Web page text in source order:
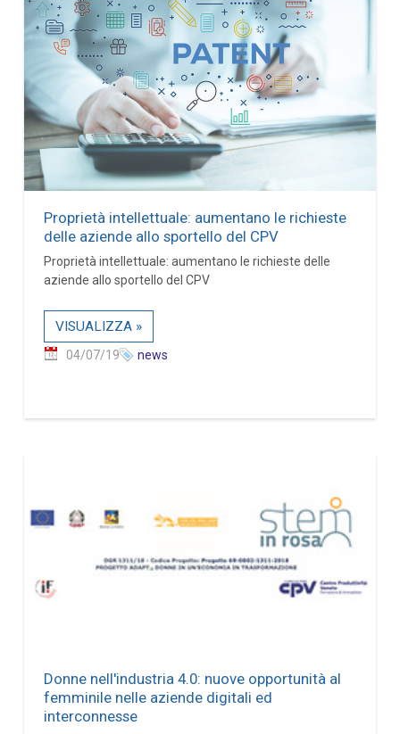
Proprietà intellettuale: aumentano le richieste
delle aziende allo sportello del CPV
Proprietà intellettuale: aumentano le richieste delle
aziende allo sportello del CPV
VISUALIZZA »
04/07/19 news
Donne nell'industria 4.0: nuove opportunità al
femminile nelle aziende digitali ed
interconnesse